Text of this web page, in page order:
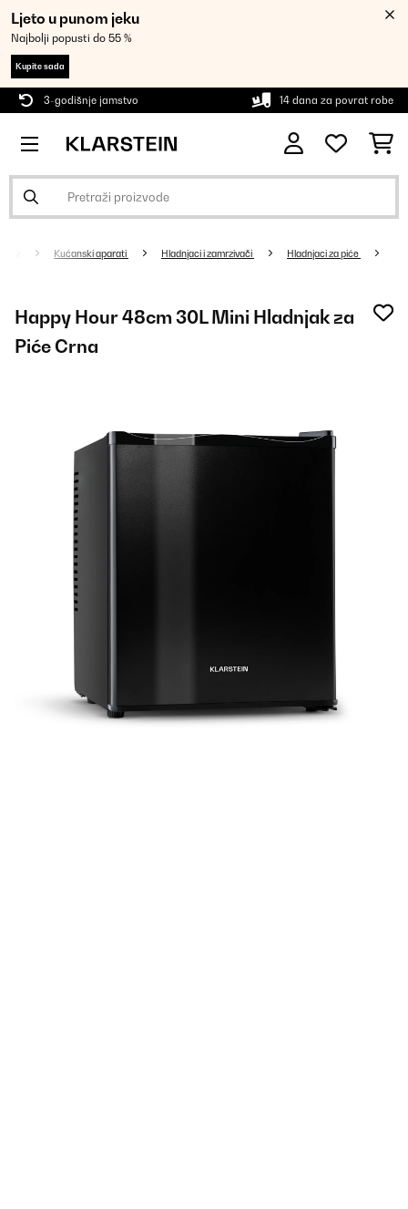
Ljeto u punom jeku
Najbolji popusti do 55 %
Kupite sada
3-godišnje jamstvo 14 dana za povrat robe
Kućanski aparati Hladnjaci i zamrzivači Hladnjaci za piće
Happy Hour 48cm 30L Mini Hladnjak za
Piće Crna